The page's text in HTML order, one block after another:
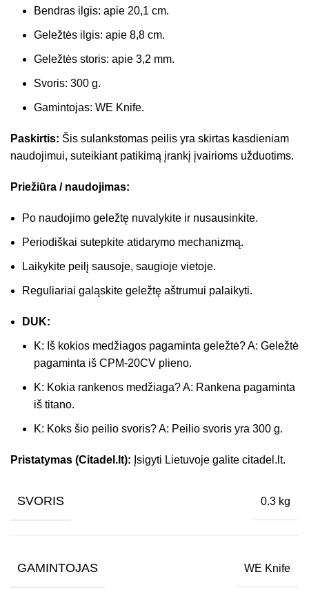
Bendras ilgis: apie 20,1 cm.
Geležtės ilgis: apie 8,8 cm.
Geležtės storis: apie 3,2 mm.
Svoris: 300 g.
Gamintojas: WE Knife.
Paskirtis: Šis sulankstomas peilis yra skirtas kasdieniam
naudojimui, suteikiant patikimą įrankį įvairioms užduotims.
Priežiūra / naudojimas:
Po naudojimo geležtę nuvalykite ir nusausinkite.
Periodiškai sutepkite atidarymo mechanizmą.
Laikykite peilį sausoje, saugioje vietoje.
Reguliariai galąskite geležtę aštrumui palaikyti.
DUK:
K: Iš kokios medžiagos pagaminta geležtė? A: Geležtė
pagaminta iš CPM-20CV plieno.
K: Kokia rankenos medžiaga? A: Rankena pagaminta
iš titano.
K: Koks šio peilio svoris? A: Peilio svoris yra 300 g.
Pristatymas (Citadel.lt): Įsigyti Lietuvoje galite citadel.lt.
SVORIS 0.3 kg
GAMINTOJAS WE Knife